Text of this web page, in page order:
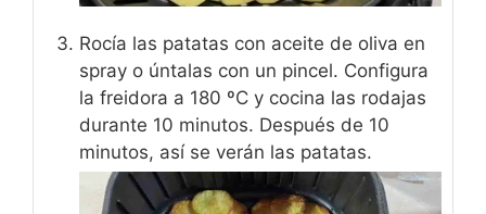
Rocía las patatas con aceite de oliva en
spray o úntalas con un pincel. Configura
la freidora a 180 ºC y cocina las rodajas
durante 10 minutos. Después de 10
minutos, así se verán las patatas.